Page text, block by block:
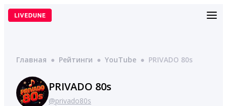
Перейти
Главная ● Рейтинги ● YouTube ● PRIVADO 80s
PRIVADO 80s
@privado80s